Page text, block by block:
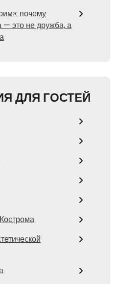
почему
— это не дружба, а
ДЛЯ ГОСТЕЙ